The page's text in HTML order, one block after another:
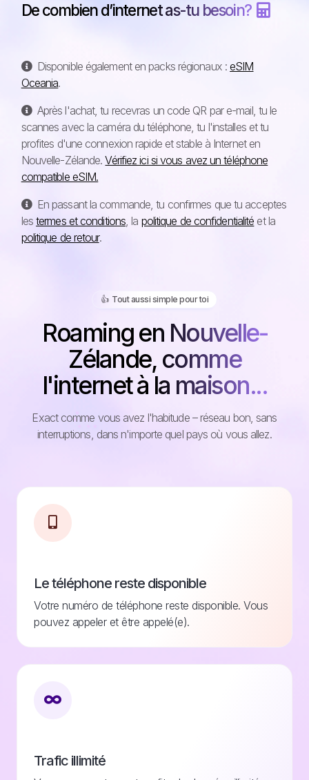
De combien d’internet as-tu besoin?
Disponible également en packs régionaux :eSIM
Oceania.
Après l'achat, tu recevras un code QR par e-mail, tu le
scannes avec la caméra du téléphone, tu l'installes et tu
profites d'une connexion rapide et stable à Internet en
Nouvelle-Zélande.Vérifiez ici si vous avez un téléphone
compatible eSIM.
En passant la commande, tu confirmes que tu acceptes
lestermes et conditions , la politique de confidentialité et la
politique de retour.
👍️ Tout aussi simple pour toi
Roaming en Nouvelle-
Zélande, comme
l'internet à la maison...
Exact comme vous avez l'habitude – réseau bon, sans
interruptions, dans n'importe quel pays où vous allez.
Le téléphone reste disponible
Votre numéro de téléphone reste disponible. Vous
pouvez appeler et être appelé(e).
Trafic illimité